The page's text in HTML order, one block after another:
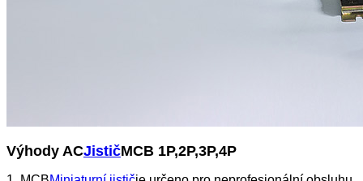
Výhody ACJističMCB 1P,2P,3P,4P